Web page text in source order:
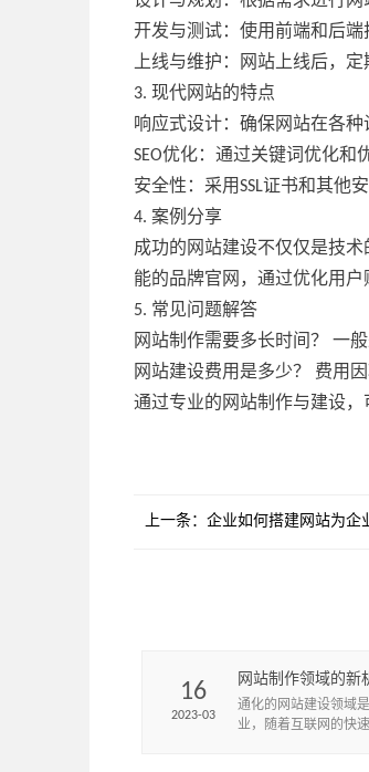
开发与测试：使用前端和后端
上线与维护：网站上线后，定
3. 现代网站的特点
响应式设计：确保网站在各种
SEO优化：通过关键词优化和
安全性：采用SSL证书和其他
4. 案例分享
成功的网站建设不仅仅是技
能的品牌官网，通过优化用户
5. 常见问题解答
网站制作需要多长时间？ 一
网站建设费用是多少？ 费用
通过专业的网站制作与建设，
上一条： 企业如何搭建网站为企
16
2023-03
网站制作领域的新
通化的网站建设领域
业，随着互联网的快